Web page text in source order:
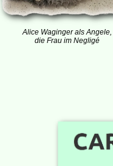
Alice Waginger als Angele,
die Frau im Negligé